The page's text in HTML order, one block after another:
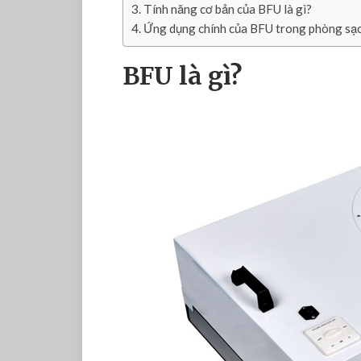
Tính năng cơ bản của BFU là gì?
Ứng dụng chính của BFU trong phòng
BFU là gì?